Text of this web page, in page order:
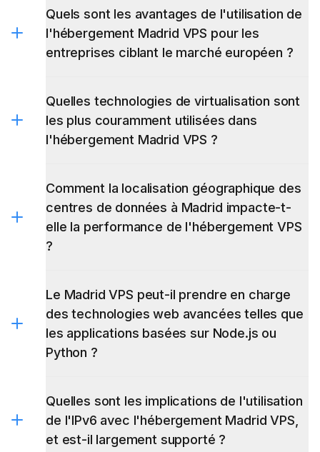
Quels sont les avantages de l'utilisation de
l'hébergement Madrid VPS pour les
entreprises ciblant le marché européen ?
Quelles technologies de virtualisation sont
les plus couramment utilisées dans
l'hébergement Madrid VPS ?
Comment la localisation géographique des
centres de données à Madrid impacte-t-
elle la performance de l'hébergement VPS
?
Le Madrid VPS peut-il prendre en charge
des technologies web avancées telles que
les applications basées sur Node.js ou
Python ?
Quelles sont les implications de l'utilisation
de l'IPv6 avec l'hébergement Madrid VPS,
et est-il largement supporté ?